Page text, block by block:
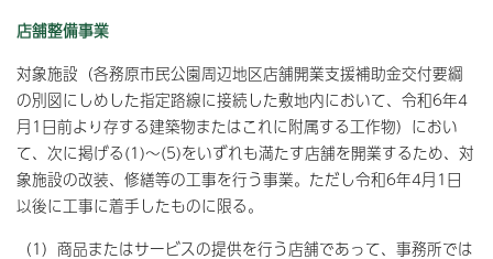
店舗整備事業
対象施設（各務原市民公園周辺地区店舗開業支援補助金交付要綱
の別図にしめした指定路線に接続した敷地内において、令和6年4
月1日前より存する建築物またはこれに附属する工作物）におい
て、次に掲げる(1)～(5)をいずれも満たす店舗を開業するため、対
象施設の改装、修繕等の工事を行う事業。ただし令和6年4月1日
以後に工事に着手したものに限る。
（1）商品またはサービスの提供を行う店舗であって、事務所では